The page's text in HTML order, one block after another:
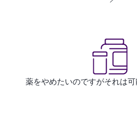
薬をやめたいのですがそれ